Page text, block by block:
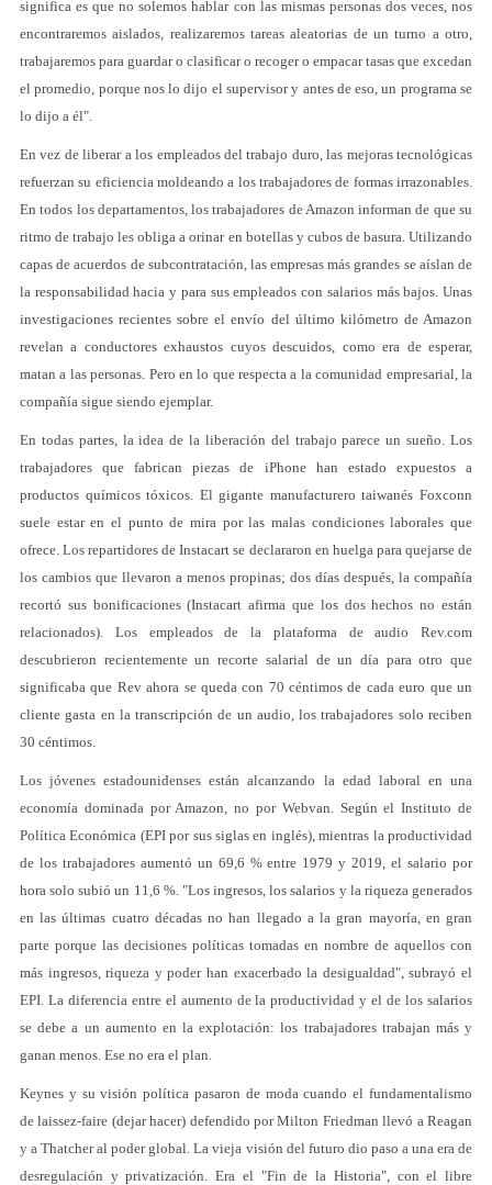
significa es que no solemos hablar con las mismas personas dos veces, nos
encontraremos aislados, realizaremos tareas aleatorias de un turno a otro,
trabajaremos para guardar o clasificar o recoger o empacar tasas que excedan
el promedio, porque nos lo dijo el supervisor y antes de eso, un programa se
lo dijo a él".
En vez de liberar a los empleados del trabajo duro, las mejoras tecnológicas
refuerzan su eficiencia moldeando a los trabajadores de formas irrazonables.
En todos los departamentos, los trabajadores de Amazon informan de que su
ritmo de trabajo les obliga a orinar en botellas y cubos de basura. Utilizando
capas de acuerdos de subcontratación, las empresas más grandes se aíslan de
la responsabilidad hacia y para sus empleados con salarios más bajos. Unas
investigaciones recientes sobre el envío del último kilómetro de Amazon
revelan a conductores exhaustos cuyos descuidos, como era de esperar,
matan a las personas. Pero en lo que respecta a la comunidad empresarial, la
compañía sigue siendo ejemplar.
En todas partes, la idea de la liberación del trabajo parece un sueño. Los
trabajadores que fabrican piezas de iPhone han estado expuestos a
productos químicos tóxicos. El gigante manufacturero taiwanés Foxconn
suele estar en el punto de mira por las malas condiciones laborales que
ofrece. Los repartidores de Instacart se declararon en huelga para quejarse de
los cambios que llevaron a menos propinas; dos días después, la compañía
recortó sus bonificaciones (Instacart afirma que los dos hechos no están
relacionados). Los empleados de la plataforma de audio Rev.com
descubrieron recientemente un recorte salarial de un día para otro que
significaba que Rev ahora se queda con 70 céntimos de cada euro que un
cliente gasta en la transcripción de un audio, los trabajadores solo reciben
30 céntimos.
Los jóvenes estadounidenses están alcanzando la edad laboral en una
economía dominada por Amazon, no por Webvan. Según el Instituto de
Política Económica (EPI por sus siglas en inglés), mientras la productividad
de los trabajadores aumentó un 69,6 % entre 1979 y 2019, el salario por
hora solo subió un 11,6 %. "Los ingresos, los salarios y la riqueza generados
en las últimas cuatro décadas no han llegado a la gran mayoría, en gran
parte porque las decisiones políticas tomadas en nombre de aquellos con
más ingresos, riqueza y poder han exacerbado la desigualdad", subrayó el
EPI. La diferencia entre el aumento de la productividad y el de los salarios
se debe a un aumento en la explotación: los trabajadores trabajan más y
ganan menos. Ese no era el plan.
Keynes y su visión política pasaron de moda cuando el fundamentalismo
de laissez-faire (dejar hacer) defendido por Milton Friedman llevó a Reagan
y a Thatcher al poder global. La vieja visión del futuro dio paso a una era de
desregulación y privatización. Era el "Fin de la Historia", con el libre